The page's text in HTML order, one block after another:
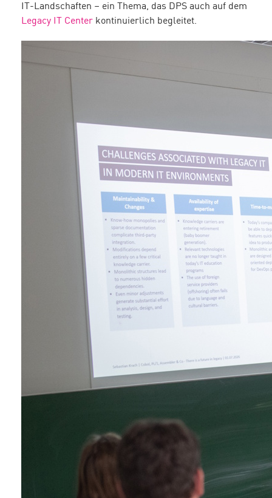
IT-Landschaften – ein Thema, das DPS auch auf dem
Legacy IT Center kontinuierlich begleitet.